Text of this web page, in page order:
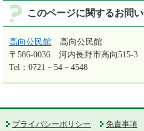
このページに関するお問
高向公民館
高向公民館
〒586-0036
河内長野市高向515-3
Tel：0721－54－4548
プライバシーポリシー 免責事項